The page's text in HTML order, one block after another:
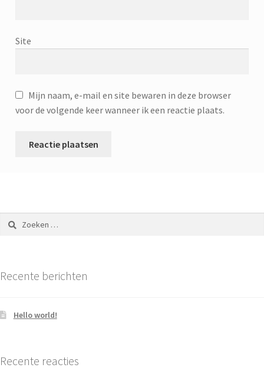
Site
Mijn naam, e-mail en site bewaren in deze browser
voor de volgende keer wanneer ik een reactie plaats.
Recente berichten
Hello world!
Recente reacties